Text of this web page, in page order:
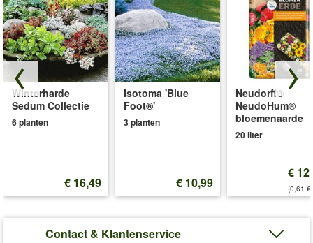
Winterharde
Sedum Collectie
6 planten
€ 16,49
Isotoma 'Blue
Foot®'
3 planten
€ 10,99
Neudorff®
NeudoHum®
bloemenaarde
20 liter
€
(0,61
Contact & Klantenservice